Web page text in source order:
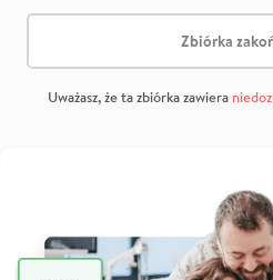
Zbiórka
Uważasz, że ta zbiórka zawiera